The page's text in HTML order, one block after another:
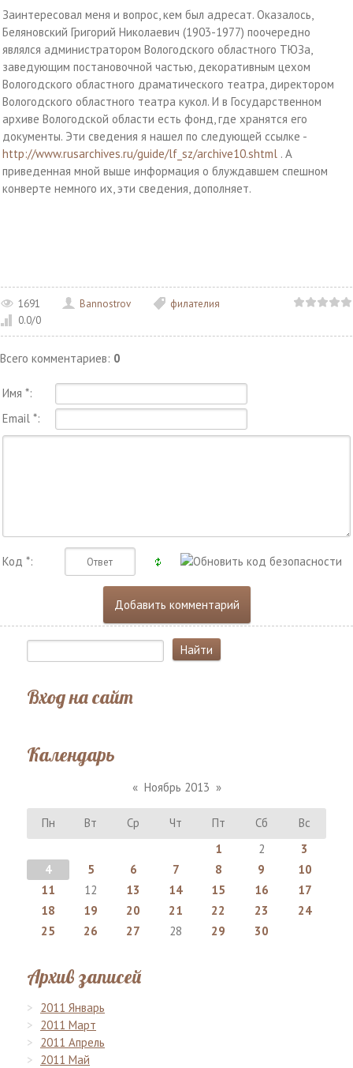
Заинтересовал меня и вопрос, кем был адресат. Оказалось,
Беляновский Григорий Николаевич (1903-1977) поочередно
являлся администратором Вологодского областного ТЮЗа,
заведующим постановочной частью, декоративным цехом
Вологодского областного драматического театра, директором
Вологодского областного театра кукол. И в Государственном
архиве Вологодской области есть фонд, где хранятся его
документы. Эти сведения я нашел по следующей ссылке -
http://www.rusarchives.ru/guide/lf_sz/archive10.shtml . А
приведенная мной выше информация о блуждавшем спешном
конверте немного их, эти сведения, дополняет.
1691 Bannostrov
филателия
0.0/0
Всего комментариев: 0
Имя *:
Email *:
Код *:
Вход на сайт
Календарь
« Ноябрь 2013 »
Пн Вт Ср Чт Пт Сб
Вс
1
2
3
4
5 6 7 8 9
10
11
12 13 14 15 16
17
18
19 20 21 22 23
24
25
26 27 28 29 30
Архив записей
2011 Январь
2011 Март
2011 Апрель
2011 Май